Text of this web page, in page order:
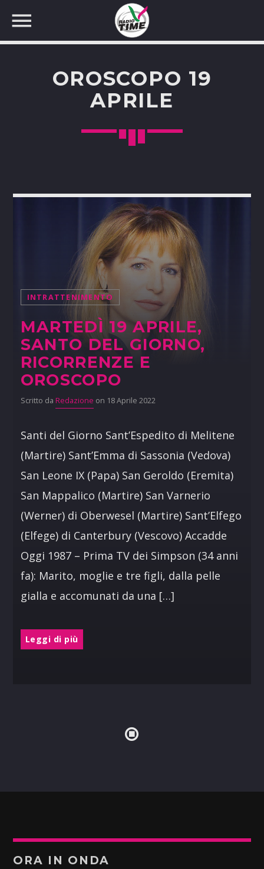
CERCA NEL SITO WEB:
OROSCOPO 19
APRILE
INTRATTENIMENTO
MARTEDÌ 19 APRILE,
SANTO DEL GIORNO,
RICORRENZE E
OROSCOPO
Scritto da Redazione on 18 Aprile 2022
Santi del Giorno Sant’Espedito di Melitene
(Martire) Sant’Emma di Sassonia (Vedova)
San Leone IX (Papa) San Geroldo (Eremita)
San Mappalico (Martire) San Varnerio
(Werner) di Oberwesel (Martire) Sant’Elfego
(Elfege) di Canterbury (Vescovo) Accadde
Oggi 1987 – Prima TV dei Simpson (34 anni
fa): Marito, moglie e tre figli, dalla pelle
gialla e accomunati da una […]
Leggi di più
ORA IN ONDA